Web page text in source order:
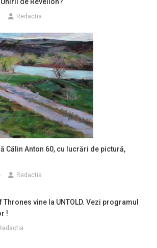
Redactia
Călin Anton 60, cu lucrări de pictură,
Redactia
vine la UNTOLD. Vezi programul
!